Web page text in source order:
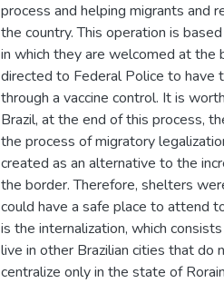
process and helping migrants and
the country. This operation is
in which they are welcomed at the
directed to Federal Police to have
through a vaccine control. It is
Brazil, at the end of this process,
the process of migratory
created as an alternative to the
the border. Therefore, shelters
could have a safe place to attend
is the internalization, which
live in other Brazilian cities that do
centralize only in the state of